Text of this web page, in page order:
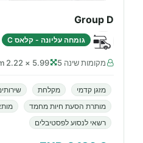
Group D
גומחה עליונה - קלאס C
מקומות שינה 5 5.99 × 2.22 m
מזגן קדמי מקלחת
מותרת הסעת חיות מחמד
רשאי לנסוע לפסטיבלים